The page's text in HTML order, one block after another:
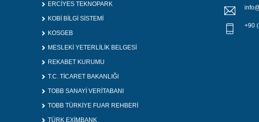
ERCİYES TEKNOPARK
KOBİ BİLGİ SİSTEMİ
KOSGEB
MESLEKİ YETERLİLİK BELGESİ
REKABET KURUMU
T.C. TİCARET BAKANLIĞI
TOBB SANAYİ VERİTABANI
TOBB TÜRKİYE FUAR REHBERİ
TÜRK EXİMBANK
+90